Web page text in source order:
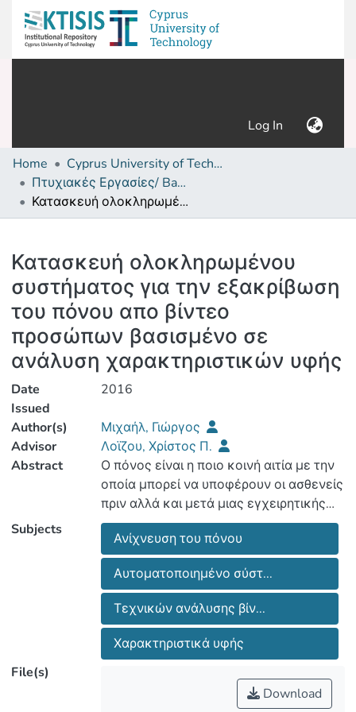
Log In (current)
Home
Cyprus University of Technology (Research Output)
Πτυχιακές Εργασίες/ Bachelor's Degree Theses
Κατασκευή ολοκληρωμένου συστήματος για την εξακρίβωση του πόνου απο βίντεο προσώπων βασισμένο σε ανάλυση χαρακτηριστικών υφής
Κατασκευή ολοκληρωμένου
συστήματος για την εξακρίβωση
του πόνου απο βίντεο
προσώπων βασισμένο σε
ανάλυση χαρακτηριστικών υφής
Date
Issued
2016
Author(s)
Μιχαήλ, Γιώργος
Advisor
Λοϊζου, Χρίστος Π.
Abstract
Ο πόνος είναι η ποιο κοινή αιτία με την
οποία μπορεί να υποφέρουν οι ασθενείς
πριν αλλά και μετά μιας εγχειρητικής
επεμβατικής μεθόδου. Σε μερικούς
ασθενείς όπου δεν είναι εύκολη η
επικοινωνία του ασθενή με το
παραϊατρικό προσωπικό, είτε λόγο
σωματικής αναπηρίας είτε λόγο μικρής
ηλικίας, η συνεχής καταγραφή της
έντασης πόνου βασίζεται στη χρήση
ειδικών επεμβατικών εξοπλισμών και
απαιτεί τη συνεργασία των ασθενών.
Συνεπάγει επίσης μεγάλο κόστος λόγω
Subjects
Ανίχνευση του πόνου
Αυτοματοποιημένο σύστ...
Τεχνικών ανάλυσης βίν...
Χαρακτηριστικά υφής
File(s)
Download